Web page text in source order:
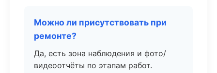
Можно ли присутствовать при
ремонте?
Да, есть зона наблюдения и фото/
видеоотчёты по этапам работ.